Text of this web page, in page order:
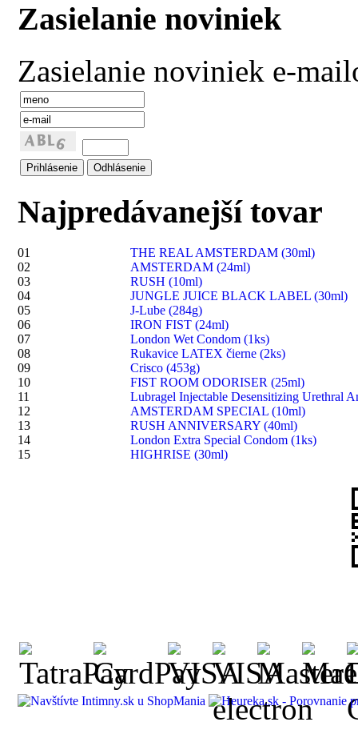
Zasielanie noviniek
Zasielanie noviniek e-
Najpredávanejší tovar
01
THE REAL AMSTERDAM (30ml)
02
AMSTERDAM (24ml)
03
RUSH (10ml)
04
JUNGLE JUICE BLACK LABEL (30ml)
05
J-Lube (284g)
06
IRON FIST (24ml)
07
London Wet Condom (1ks)
08
Rukavice LATEX čierne (2ks)
09
Crisco (453g)
10
FIST ROOM ODORISER (25ml)
11
Lubragel Injectable Desensitizing Urethral
12
AMSTERDAM SPECIAL (10ml)
13
RUSH ANNIVERSARY (40ml)
14
London Extra Special Condom (1ks)
15
HIGHRISE (30ml)